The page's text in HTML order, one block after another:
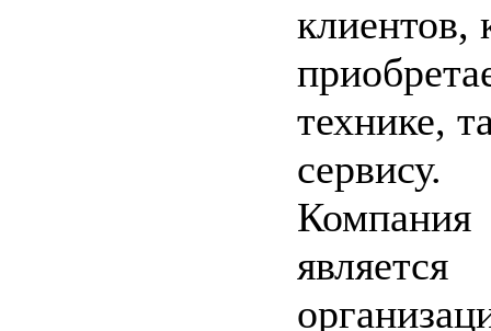
клиентов,
технике,
сервису.
Компания
является